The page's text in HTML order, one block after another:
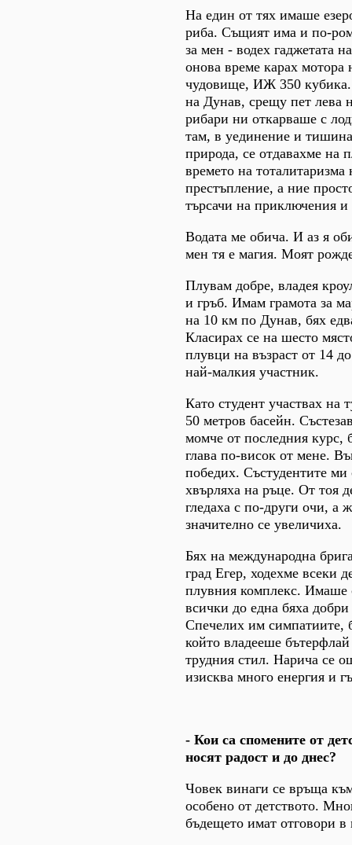
На един от тях имаше
риба. Същият има и по-
за мен - водех гаджетата
онова време карах
чудовище, ИЖ 350 кубика.
на Дунав, срещу пет лева
рибари ни откарваше с
там, в уединение и
природа, се отдавахме на
времето на
престъпление, а ние
търсачи на приключения
Водата ме обича. И аз я
мен тя е магия. Моят
Плувам добре, владея
и гръб. Имам грамота за
на 10 км по Дунав, бях
Класирах се на шесто
плувци на възраст от 14
най-малкия участник.
Като студент участвах на
50 метров басейн.
момче от последния курс,
глава по-висок от мене.
победих. Състудентите ми
хвърляха на ръце. От тоя
гледаха с по-други очи, а
значително се увеличиха.
Бях на международна
град Егер, ходехме всеки
плувния комплекс. Имаше
всички до една бяха
Спечелих им симпатиите,
който владееше
трудния стил. Нарича се
изисква много енергия и
- Кои са спомените от
носят радост и до днес?
Човек винаги се връща
особено от детството.
бъдещето имат отговори в